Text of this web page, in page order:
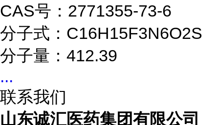
CAS号：2771355-73-6
分子式：C16H15F3N6O2S
分子量：412.39
...
联系我们
山东诚汇医药集团有限公司